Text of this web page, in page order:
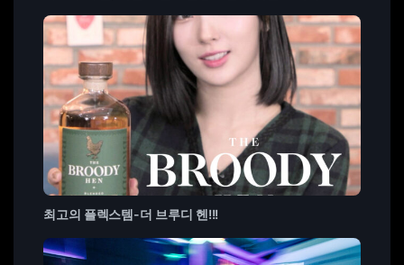
최고의 플렉스템-더 브루디 헨!!!